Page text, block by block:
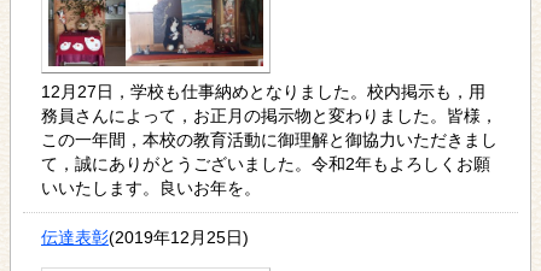
12月27日，学校も仕事納めとなりました。校内掲示も，用
務員さんによって，お正月の掲示物と変わりました。皆様，
この一年間，本校の教育活動に御理解と御協力いただきまし
て，誠にありがとうございました。令和2年もよろしくお願
いいたします。良いお年を。
伝達表彰(2019年12月25日)